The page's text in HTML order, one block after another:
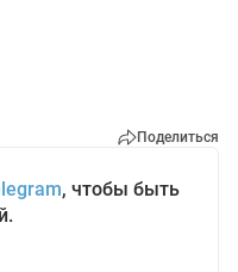
Поделиться
, чтобы быть